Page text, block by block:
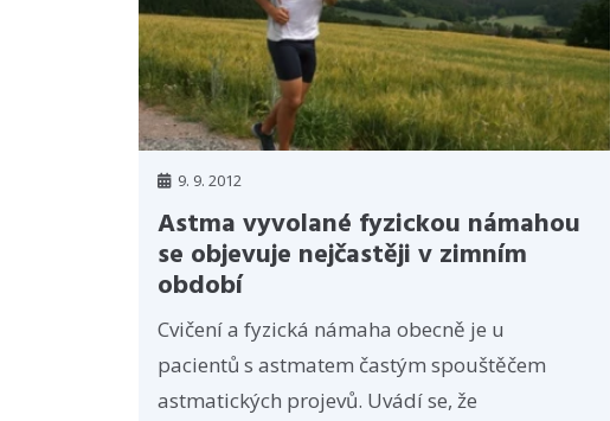
9. 9. 2012
Astma vyvolané fyzickou námahou
se objevuje nejčastěji v zimním
období
Cvičení a fyzická námaha obecně je u
pacientů s astmatem častým spouštěčem
astmatických projevů. Uvádí se, že